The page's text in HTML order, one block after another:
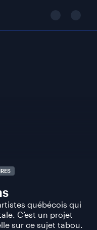
québécois qui
C’est un projet
sur ce sujet tabou.